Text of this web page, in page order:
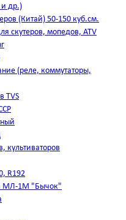
и др.)
(Китай) 50-150 куб.см.
скутеров, мопедов, ATV
(реле, коммутаторы,
TVS
культиваторов
R192
МЛ-1М "Бычок"